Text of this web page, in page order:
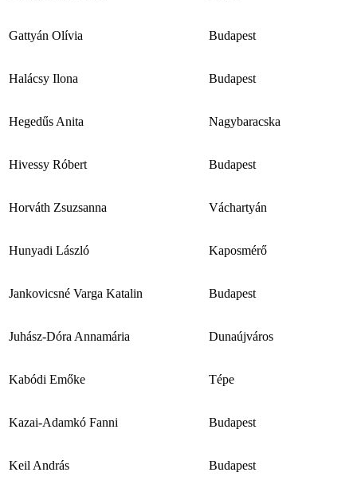
Gattyán Olívia Budapest
Halácsy Ilona Budapest
Hegedűs Anita Nagybaracska
Hivessy Róbert Budapest
Horváth Zsuzsanna Váchartyán
Hunyadi László Kaposmérő
Jankovicsné Varga Katalin Budapest
Juhász-Dóra Annamária Dunaújváros
Kabódi Emőke Tépe
Kazai-Adamkó Fanni Budapest
Keil András Budapest